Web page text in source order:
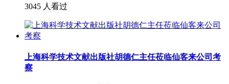
3045 人看过
上海科学技术文献出版社胡德仁主任莅临仙客来公司考
察